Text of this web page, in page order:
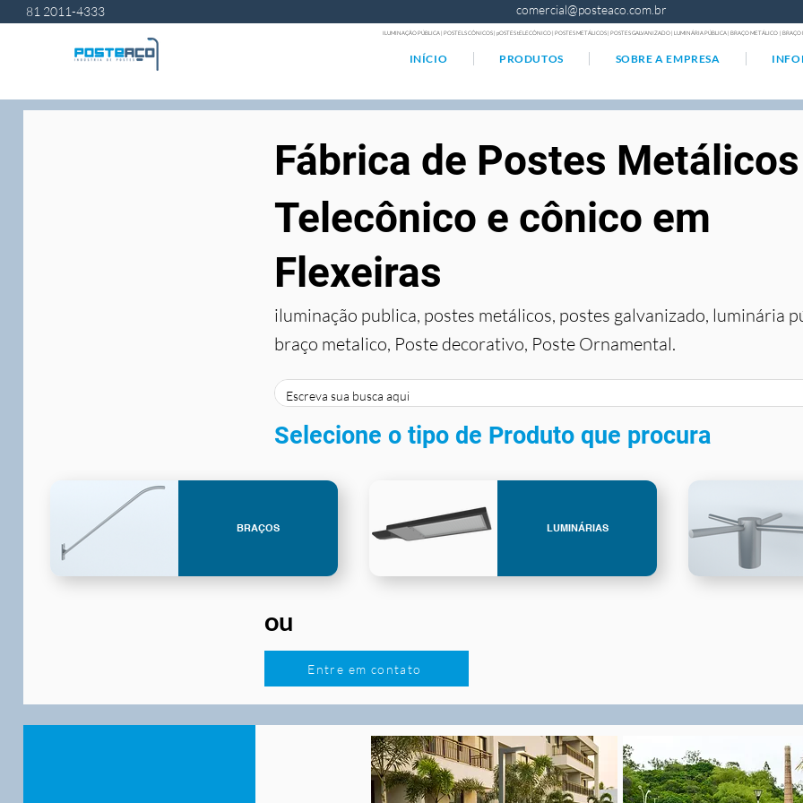
81 2011-4333 comercial@posteaco.com.br
ILUMINAÇÃO PÚBLICA | POSTELS CÔNICOS | pOSTES tELECÔNICO | POSTES METÁLICOS | POSTES GALVANIZADO | LUMINÁRIA PÚBLICA | BRAÇO METÁLICO |
INÍCIO PRODUTOS SOBRE A EMPRESA
Flexeiras
Fábrica de Postes Metálicos
Telecônico e cônico em
iluminação publica, postes metálicos, postes galvanizado, luminária
braço metalico, Poste decorativo, Poste Ornamental.
Selecione o tipo de Produto que procura
BRAÇOS LUMINÁRIAS
ou
Entre em contato